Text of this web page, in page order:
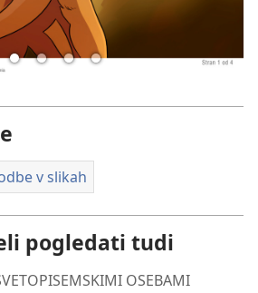
v slikah
pogledati tudi
OSEBAMI